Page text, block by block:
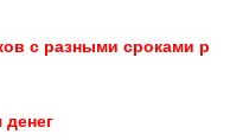
с разными сроками р
денег